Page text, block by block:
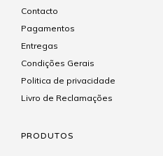
Contacto
Pagamentos
Entregas
Condições Gerais
Politica de privacidade
Livro de Reclamações
PRODUTOS